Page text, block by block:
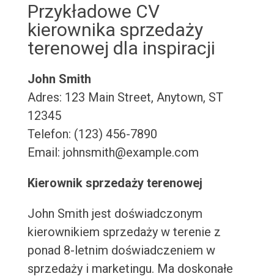
Przykładowe CV
kierownika sprzedaży
terenowej dla inspiracji
John Smith
Adres: 123 Main Street, Anytown, ST
12345
Telefon: (123) 456-7890
Email: johnsmith@example.com
Kierownik sprzedaży terenowej
John Smith jest doświadczonym
kierownikiem sprzedaży w terenie z
ponad 8-letnim doświadczeniem w
sprzedaży i marketingu. Ma doskonałe